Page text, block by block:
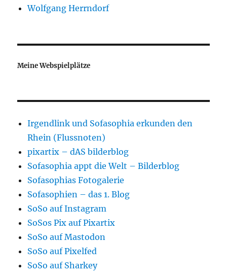
Wolfgang Herrndorf
Meine Webspielplätze
Irgendlink und Sofasophia erkunden den
Rhein (Flussnoten)
pixartix – dAS bilderblog
Sofasophia appt die Welt – Bilderblog
Sofasophias Fotogalerie
Sofasophien – das 1. Blog
SoSo auf Instagram
SoSos Pix auf Pixartix
SoSo auf Mastodon
SoSo auf Pixelfed
SoSo auf Sharkey